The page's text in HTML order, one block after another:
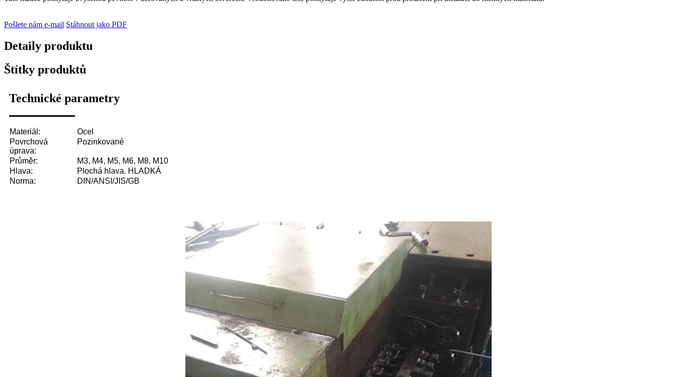
Pošlete nám e-mail Stáhnout jako PDF
Detaily produktu
Štítky produktů
Technické parametry
Materiál:
Ocel
Povrchová
úprava:
Pozinkované
Průměr:
M3, M4, M5, M6, M8, M10
Hlava:
Plochá hlava. HLADKÁ
Norma:
DIN/ANSI/JIS/GB